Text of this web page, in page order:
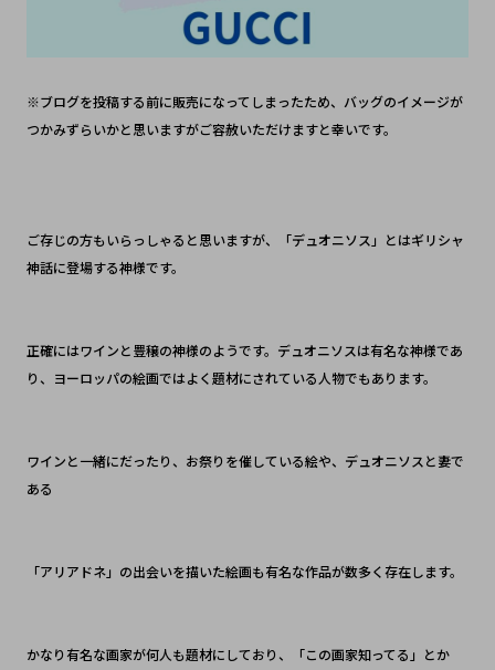
※ブログを投稿する前に販売になってしまったため、バッグのイメージが
つかみずらいかと思いますがご容赦いただけますと幸いです。
ご存じの方もいらっしゃると思いますが、「デュオニソス」とはギリシャ
神話に登場する神様です。
正確にはワインと豊穣の神様のようです。デュオニソスは有名な神様であ
り、ヨーロッパの絵画ではよく題材にされている人物でもあります。
ワインと一緒にだったり、お祭りを催している絵や、デュオニソスと妻で
ある
「アリアドネ」の出会いを描いた絵画も有名な作品が数多く存在します。
かなり有名な画家が何人も題材にしており、「この画家知ってる」とか